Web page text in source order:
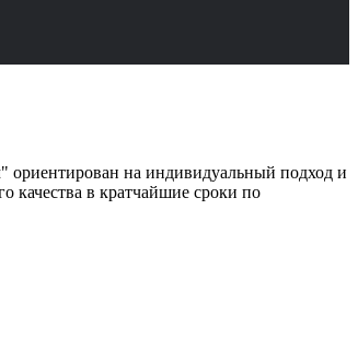
ориентирован на индивидуальный подход и
качества в кратчайшие сроки по